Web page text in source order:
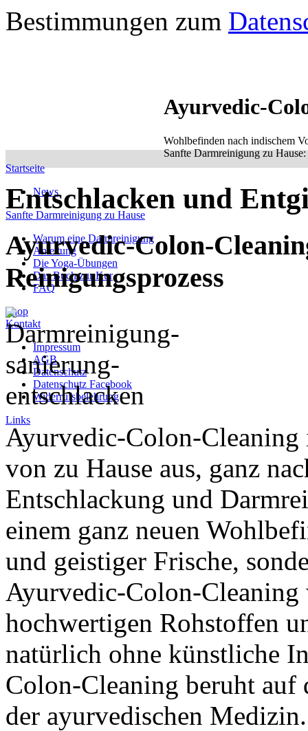
Bestimmungen zum
Ayurvedic-
Wohlbefinden nach indischem
Sanfte Darmreinigung zu
Startseite
News
Sanfte Darmreinigung zu Hause
Warum eine Darmreinigung
Anleitung
Die Yoga-Übungen
Das Buch zur Kur
FAQ
Shop
Kontakt
Impressum
AGB
Datenschutz
Datenschutz Facebook
Widerrufsbelehrung
Links
Entschlacken und
Ayurvedic-Colon-
Reinigungsprozess
Ayurvedic-Colon-
von zu Hause aus, ganz
Entschlackung und
einem ganz neuen
und geistiger Frische,
Ayurvedic-Colon-
hochwertigen Rohstoffen
natürlich ohne künstliche
Colon-Cleaning beruht auf
der ayurvedischen Medizin.